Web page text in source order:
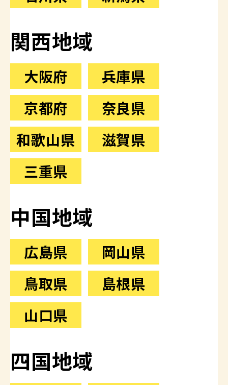
関西地域
大阪府
兵庫県
京都府
奈良県
和歌山県
滋賀県
三重県
中国地域
広島県
岡山県
鳥取県
島根県
山口県
四国地域